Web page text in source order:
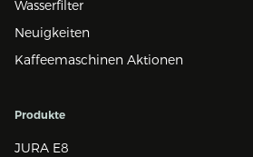
Wasserfilter
Neuigkeiten
Kaffeemaschinen Aktionen
Produkte
JURA E8